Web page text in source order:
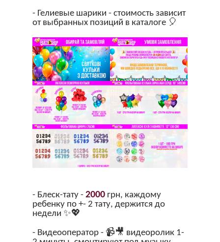
- Гелиевые шарики - стоимость зависит
от выбранных позиций в каталоге 🎈
- Блеск-тату -2000 грн, каждому
ребенку по +- 2 тату, держится до
недели ✨💖
- Видеооператор - 📹🎥 видеоролик 1-